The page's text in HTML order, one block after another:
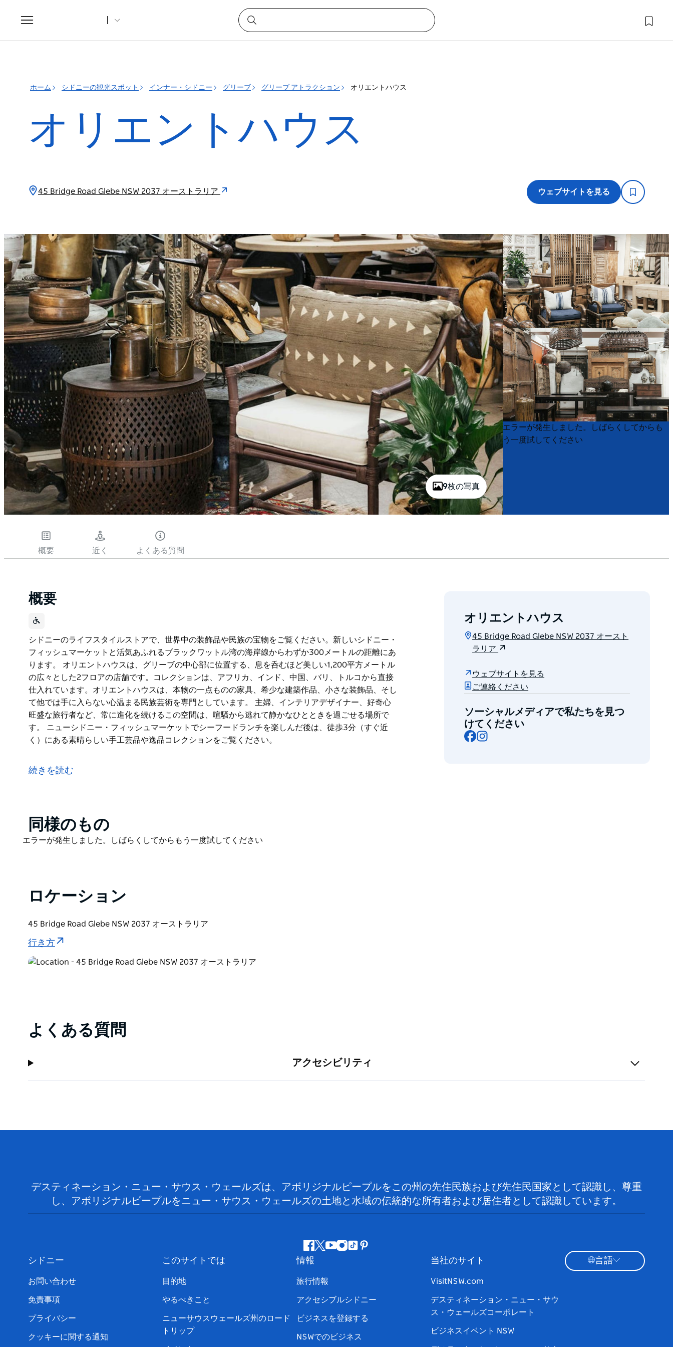
Toggle
navigation
ホーム シドニーの観光スポット インナー・シドニー グリーブ グリーブ アトラクション オリエントハウス
オリエントハウス
45 Bridge Road Glebe NSW 2037 オーストラリア ウェブサイトを見る
9枚の写真
Product
List
Product
List
エラーが発生しました。しばらくしてからも
う一度試してください
概要 近く よくある質問
概要
シドニーのライフスタイルストアで、世界中の装飾品や民族の宝物をご覧ください。新しいシドニー・
フィッシュマーケットと活気あふれるブラックワットル湾の海岸線からわずか300メートルの距離にあ
ります。 オリエントハウスは、グリーブの中心部に位置する、息を呑むほど美しい1,200平方メートル
の広々とした2フロアの店舗です。コレクションは、アフリカ、インド、中国、バリ、トルコから直接
仕入れています。オリエントハウスは、本物の一点ものの家具、希少な建築作品、小さな装飾品、そし
て他では手に入らない心温まる民族芸術を専門としています。 主婦、インテリアデザイナー、好奇心
旺盛な旅行者など、常に進化を続けるこの空間は、喧騒から逃れて静かなひとときを過ごせる場所で
す。 ニューシドニー・フィッシュマーケットでシーフードランチを楽しんだ後は、徒歩3分（すぐ近
く）にある素晴らしい手工芸品や逸品コレクションをご覧ください。
フィッシュマーケットと活気あふれるブラックワットル湾の海岸線からわずか300メートルの距離にあ
ります。
います。オリエントハウスは、本物の一点ものの家具、希少な建築作品、小さな装飾品、そして他では
手に入らない心温まる民族芸術を専門としています。
ある素晴らしい手工芸品や逸品コレクションをご覧ください。
続きを読む
オリエントハウス
45 Bridge Road Glebe NSW 2037 オースト
ラリア
ウェブサイトを見る
ご連絡ください
ソーシャルメディアで私たちを見つ
けてください
Facebook
Product
List
同様のもの
Product
エラーが発生しました。しばらくしてからもう一度試してください
ロケーション
45 Bridge Road Glebe NSW 2037 オーストラリア
行き方
よくある質問
アクセシビリティ
デスティネーション・ニュー・サウス・ウェールズは、アボリジナルピープルをこの州の先住民族および先住民国家として認識し、尊重
し、アボリジナルピープルをニュー・サウス・ウェールズの土地と水域の伝統的な所有者および居住者として認識しています。
フ
ェ
イ
ブ
ッ
ツ
ッ
ー
ユ
ー
ブ
イ
グ
ラ
テ
ト
ッ
ピ
ス
ト
シドニー
お問い合わせ
免責事項
プライバシー
クッキーに関する通知
このサイトでは
目的地
やるべきこと
ニューサウスウェールズ州のロード
トリップ
情報
旅行情報
アクセシブルシドニー
ビジネスを登録する
NSWでのビジネス
当社のサイト
VisitNSW.com
デスティネーション・ニュー・サウ
ス・ウェールズコーポレート
ビジネスイベント NSW
言語